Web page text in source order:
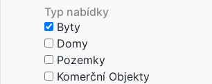
Typ nabídky
Byty
Domy
Pozemky
Komerční Objekty